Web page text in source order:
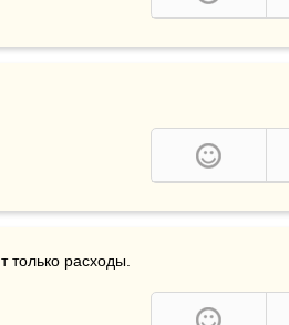
только расходы.